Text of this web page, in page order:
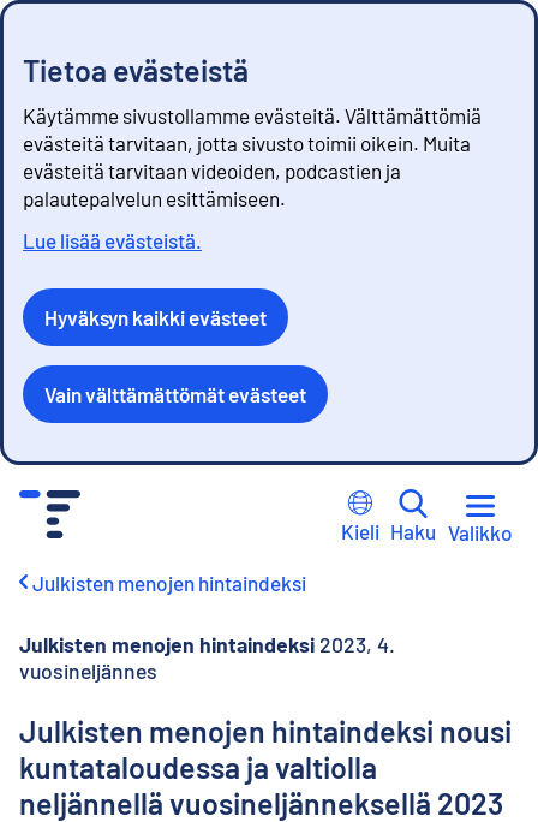
Tietoa evästeistä
Käytämme sivustollamme evästeitä. Välttämättömiä
evästeitä tarvitaan, jotta sivusto toimii oikein. Muita
evästeitä tarvitaan videoiden, podcastien ja
palautepalvelun esittämiseen.
Lue lisää evästeistä.
Hyväksyn kaikki evästeet
Vain välttämättömät evästeet
Kieli Haku Valikko
Julkisten menojen hintaindeksi
Julkisten menojen hintaindeksi 2023, 4.
vuosineljännes
Julkisten menojen hintaindeksi nousi
kuntataloudessa ja valtiolla
neljännellä vuosineljänneksellä 2023